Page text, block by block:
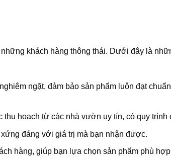
khách hàng thông thái. Dưới đây là
ngặt, đảm bảo sản phẩm luôn đạt
hoạch từ các nhà vườn uy tín, có quy trình
đáng với giá trị mà bạn nhận được.
hàng, giúp bạn lựa chọn sản phẩm phù